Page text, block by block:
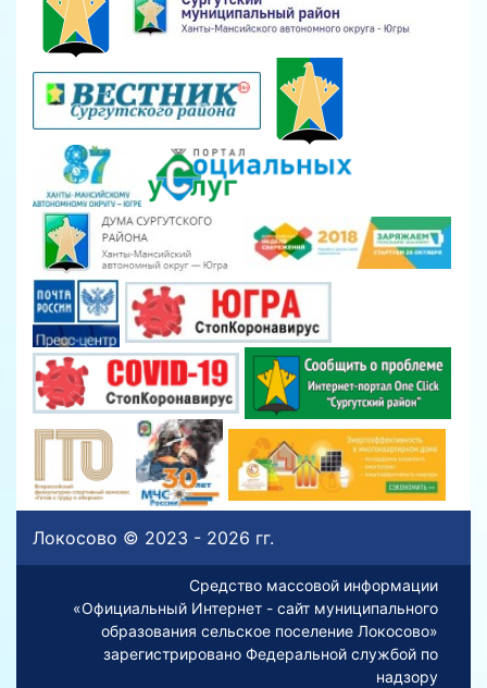
Локосово © 2023 - 2026 гг.
Средство массовой информации
«Официальный Интернет - сайт муниципального
образования сельское поселение Локосово»
зарегистрировано Федеральной службой по
надзору